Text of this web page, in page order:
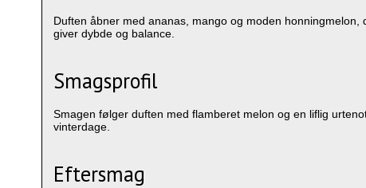
Duften åbner med ananas, mango og moden
giver dybde og balance.
Smagsprofil
Smagen følger duften med flamberet melon og en liflig
vinterdage.
Eftersmag